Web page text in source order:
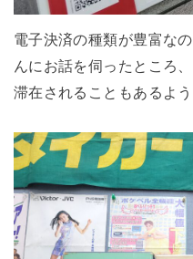
電子決済の種類が豊富なの
んにお話を伺ったところ
滞在されることもあるよう